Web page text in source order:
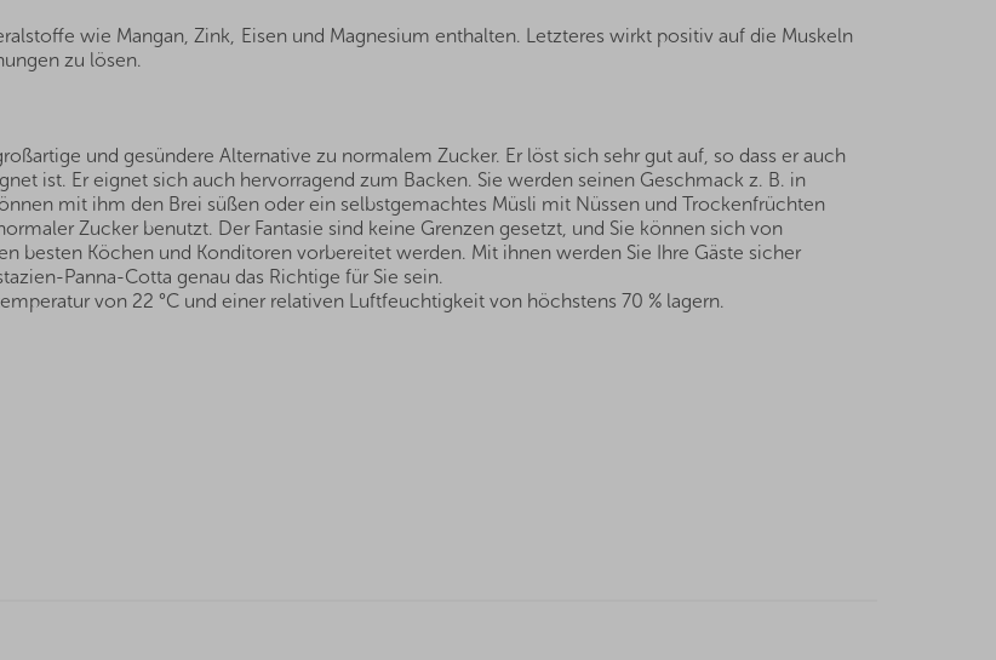
wie Mangan, Zink, Eisen und Magnesium enthalten. Letzteres wirkt positiv auf die Muskeln
zu lösen.
und gesündere Alternative zu normalem Zucker. Er löst sich sehr gut auf, so dass er auch
ist. Er eignet sich auch hervorragend zum Backen. Sie werden seinen Geschmack z. B. in
mit ihm den Brei süßen oder ein selbstgemachtes Müsli mit Nüssen und Trockenfrüchten
Zucker benutzt. Der Fantasie sind keine Grenzen gesetzt, und Sie können sich von
besten Köchen und Konditoren vorbereitet werden. Mit ihnen werden Sie Ihre Gäste sicher
Panna-Cotta genau das Richtige für Sie sein.
von 22 °C und einer relativen Luftfeuchtigkeit von höchstens 70 % lagern.